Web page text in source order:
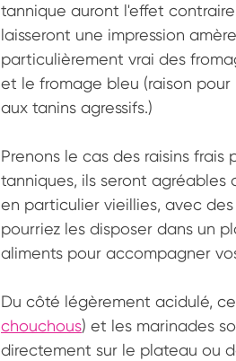
tannique auront l'effet
laisseront une impression
particulièrement vrai des
et le fromage bleu (raison
aux tanins agressifs.)
Prenons le cas des raisins
tanniques, ils seront agréables
en particulier vieillies, avec
pourriez les disposer dans un
aliments pour accompagner
Du côté légèrement acidulé,
chouchous) et les marinades
directement sur le plateau ou